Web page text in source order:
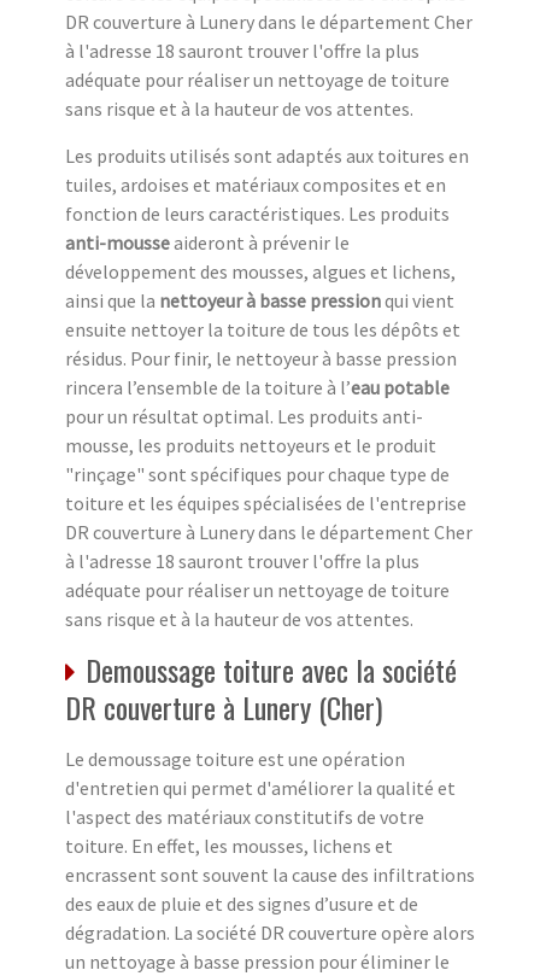
DR couverture à Lunery dans le département Cher
à l'adresse 18 sauront trouver l'offre la plus
adéquate pour réaliser un nettoyage de toiture
sans risque et à la hauteur de vos attentes.
Les produits utilisés sont adaptés aux toitures en
tuiles, ardoises et matériaux composites et en
fonction de leurs caractéristiques. Les produits
anti-mousseaideront à prévenir le
développement des mousses, algues et lichens,
ainsi que la nettoyeur à basse pressionqui vient
ensuite nettoyer la toiture de tous les dépôts et
résidus. Pour finir, le nettoyeur à basse pression
rincera l’ensemble de la toiture à l’eau potable
pour un résultat optimal. Les produits anti-
mousse, les produits nettoyeurs et le produit
"rinçage" sont spécifiques pour chaque type de
toiture et les équipes spécialisées de l'entreprise
DR couverture à Lunery dans le département Cher
à l'adresse 18 sauront trouver l'offre la plus
adéquate pour réaliser un nettoyage de toiture
sans risque et à la hauteur de vos attentes.
Demoussage toiture avec la société
DR couverture à Lunery (Cher)
Le demoussage toiture est une opération
d'entretien qui permet d'améliorer la qualité et
l'aspect des matériaux constitutifs de votre
toiture. En effet, les mousses, lichens et
encrassent sont souvent la cause des infiltrations
des eaux de pluie et des signes d’usure et de
dégradation. La société DR couverture opère alors
un nettoyage à basse pression pour éliminer le